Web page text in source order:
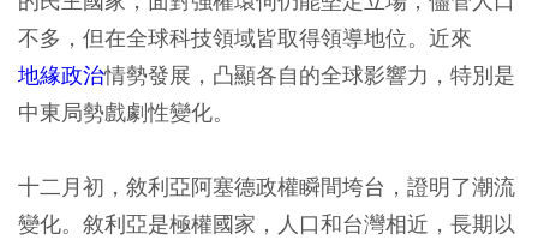
不多，但在全球科技領域皆取得領導地位。近來
地緣政治情勢發展，凸顯各自的全球影響力，特別是
中東局勢戲劇性變化。
十二月初，敘利亞阿塞德政權瞬間垮台，證明了潮流
變化。敘利亞是極權國家，人口和台灣相近，長期以